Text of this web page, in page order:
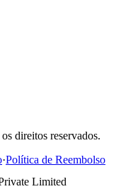
direitos reservados.
·Política de Reembolso
Limited